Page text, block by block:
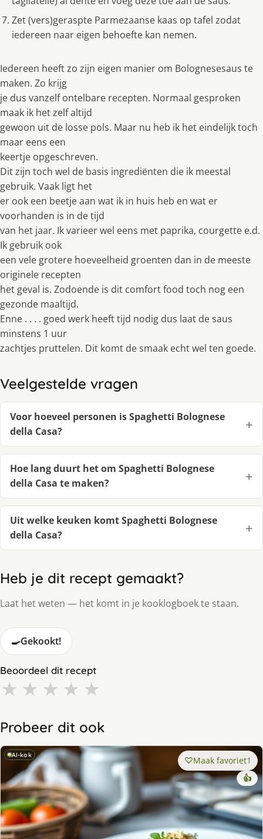
Zet (vers)geraspte Parmezaanse kaas op tafel zodat
iedereen naar eigen behoefte kan nemen.
Iedereen heeft zo zĳn eigen manier om Bolognesesaus te
maken. Zo krĳg
je dus vanzelf ontelbare recepten. Normaal gesproken
maak ik het zelf altĳd
gewoon uit de losse pols. Maar nu heb ik het eindelĳk toch
maar eens een
keertje opgeschreven.
Dit zĳn toch wel de basis ingrediënten die ik meestal
gebruik. Vaak ligt het
er ook een beetje aan wat ik in huis heb en wat er
voorhanden is in de tĳd
van het jaar. Ik varieer wel eens met paprika, courgette e.d.
Ik gebruik ook
een vele grotere hoeveelheid groenten dan in de meeste
originele recepten
het geval is. Zodoende is dit comfort food toch nog een
gezonde maaltĳd.
Enne . . . . goed werk heeft tĳd nodig dus laat de saus
minstens 1 uur
zachtjes pruttelen. Dit komt de smaak echt wel ten goede.
Veelgestelde vragen
Voor hoeveel personen is Spaghetti Bolognese
della Casa?
Hoe lang duurt het om Spaghetti Bolognese
della Casa te maken?
Uit welke keuken komt Spaghetti Bolognese
della Casa?
Heb je dit recept gemaakt?
Laat het weten — het komt in je kooklogboek te staan.
🍳Gekookt!
Beoordeel dit recept
★ ★ ★ ★ ★
Probeer dit ook
AI-kok Maak favoriet1
👍